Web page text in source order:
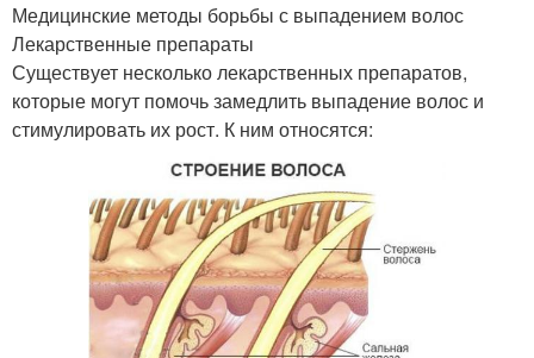
Медицинские методы борьбы с выпадением волос
Лекарственные препараты
Существует несколько лекарственных препаратов,
которые могут помочь замедлить выпадение волос и
стимулировать их рост. К ним относятся: